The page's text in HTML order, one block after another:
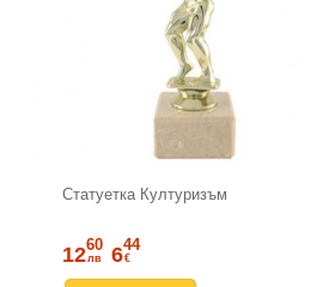
Статуетка Културизъм
1260
лв 644
€